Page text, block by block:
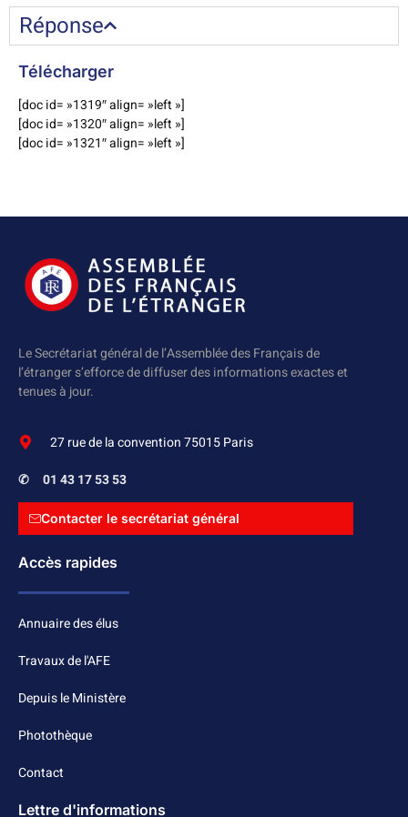
Réponse
Télécharger
[doc id= »1319″ align= »left »]
[doc id= »1320″ align= »left »]
[doc id= »1321″ align= »left »]
Le Secrétariat général de l’Assemblée des Français de
l’étranger s’efforce de diffuser des informations exactes et
tenues à jour.
27 rue de la convention 75015 Paris
✆ 01 43 17 53 53
Contacter le secrétariat général
Accès rapides
Annuaire des élus
Travaux de l'AFE
Depuis le Ministère
Photothèque
Contact
Lettre d'informations